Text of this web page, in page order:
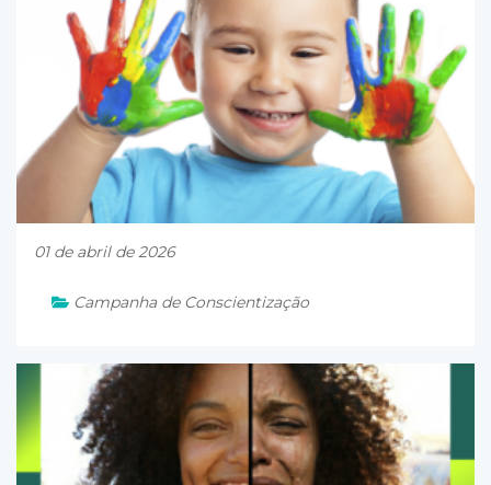
01 de abril de 2026
Campanha de Conscientização